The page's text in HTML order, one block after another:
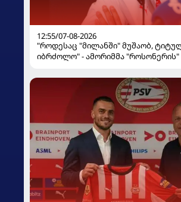
12:55/07-08-2026
"როდესაც "მილანში" მუშაობ,
იბრძოლო" - ამორიმმა "როსონერის"